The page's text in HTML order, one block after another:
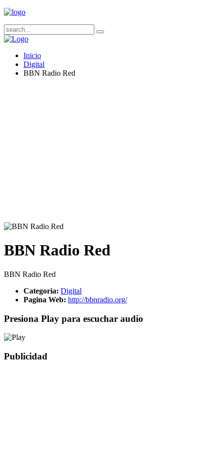
Inicio
Digital
BBN Radio Red
BBN Radio Red
BBN Radio Red
Categoria: Digital
Pagina Web: http://bbnradio.org/
Presiona Play para escuchar audio
Publicidad